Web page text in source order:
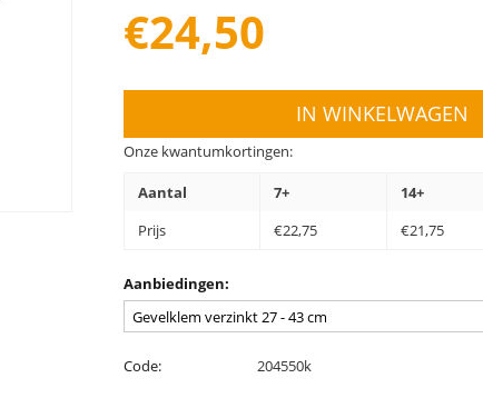
€24,50
IN WINKELWAGEN
Onze kwantumkortingen:
Aantal 7+ 14+
Prijs
€22,75 €21,75
Aanbiedingen:
Code: 204550k